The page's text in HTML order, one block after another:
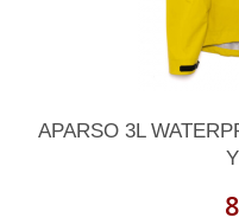
APARSO 3L